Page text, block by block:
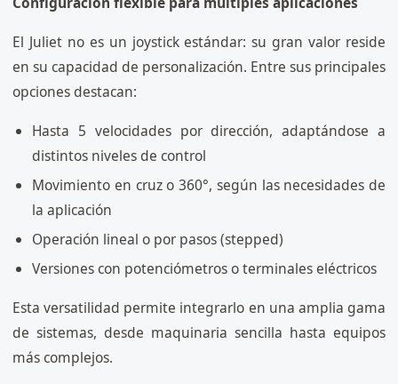
El Juliet no es un joystick estándar: su gran valor reside
en su capacidad de personalización. Entre sus principales
opciones destacan:
Hasta 5 velocidades por dirección, adaptándose a
distintos niveles de control
Movimiento en cruz o 360°, según las necesidades de
la aplicación
Operación lineal o por pasos (stepped)
Versiones con potenciómetros o terminales eléctricos
Esta versatilidad permite integrarlo en una amplia gama
de sistemas, desde maquinaria sencilla hasta equipos
más complejos.